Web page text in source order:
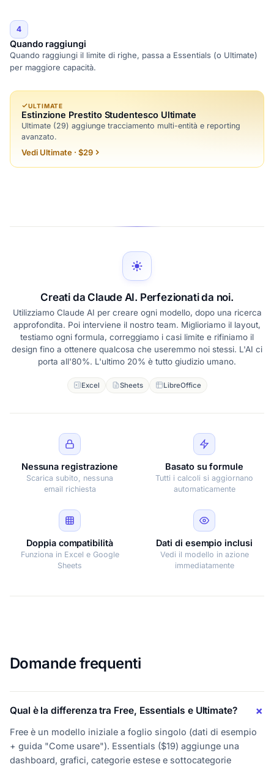
4
Quando raggiungi
Quando raggiungi il limite di righe, passa a Essentials (o Ultimate)
per maggiore capacità.
ULTIMATE
Estinzione Prestito Studentesco Ultimate
Ultimate (29) aggiunge tracciamento multi-entità e reporting
avanzato.
Vedi Ultimate · $29
Creati da Claude AI. Perfezionati da noi.
Utilizziamo Claude AI per creare ogni modello, dopo una ricerca
approfondita. Poi interviene il nostro team. Miglioriamo il layout,
testiamo ogni formula, correggiamo i casi limite e rifiniamo il
design fino a ottenere qualcosa che useremmo noi stessi. L'AI ci
porta all'80%. L'ultimo 20% è tutto giudizio umano.
Excel Sheets LibreOffice
Nessuna registrazione
Scarica subito, nessuna
email richiesta
Basato su formule
Tutti i calcoli si aggiornano
automaticamente
Doppia compatibilità
Funziona in Excel e Google
Sheets
Dati di esempio inclusi
Vedi il modello in azione
immediatamente
Domande frequenti
Qual è la differenza tra Free, Essentials e Ultimate?
Free è un modello iniziale a foglio singolo (dati di esempio
+ guida "Come usare"). Essentials ($19) aggiunge una
dashboard, grafici, categorie estese e sottocategorie